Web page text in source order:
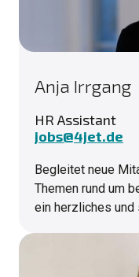
Anja Irrgang
HR Assistant
jobs@4jet.de
Begleitet neue
Themen rund um
ein herzliches und